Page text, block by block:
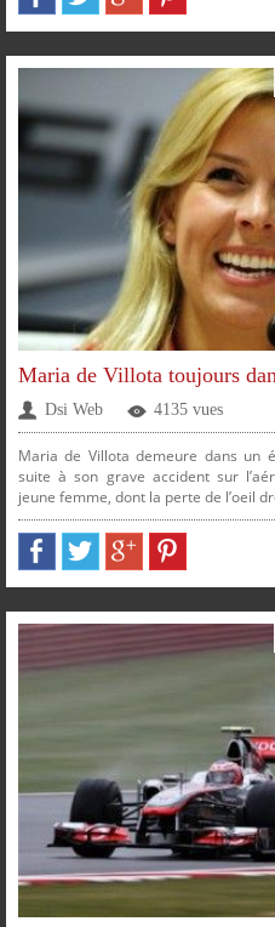
PLUS
GOOGLEPINTEREST
FACEBOOKTWITTERGOOGLEPINTEREST
SUR SUR
Maria de Villota toujours
Dsi Web 4135 vues
Maria de Villota demeure dans un
suite à son grave accident sur
jeune femme, dont la perte de l’oeil